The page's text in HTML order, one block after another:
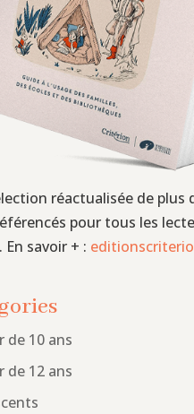
réactualisée de plus
pour tous les
En savoir + :
de 10 ans
de 12 ans